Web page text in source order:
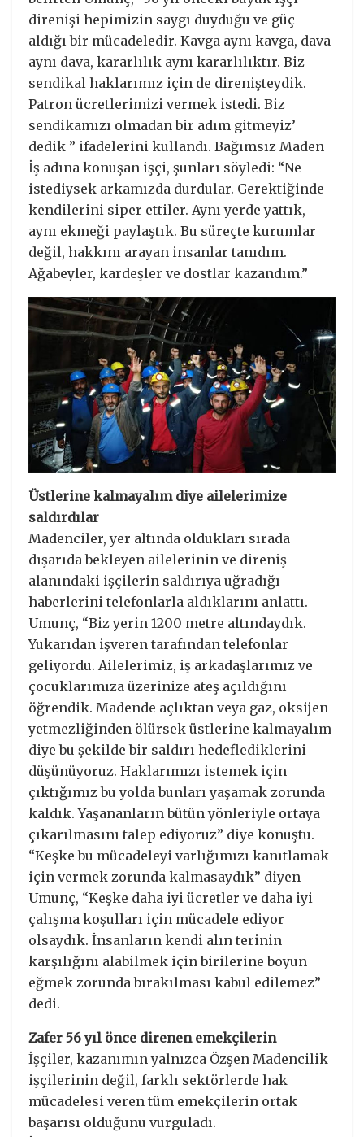
direnişi hepimizin saygı duyduğu ve güç
aldığı bir mücadeledir. Kavga aynı kavga, dava
aynı dava, kararlılık aynı kararlılıktır. Biz
sendikal haklarımız için de direnişteydik.
Patron ücretlerimizi vermek istedi. Biz
sendikamızı olmadan bir adım gitmeyiz’
dedik ” ifadelerini kullandı. Bağımsız Maden
İş adına konuşan işçi, şunları söyledi: “Ne
istediysek arkamızda durdular. Gerektiğinde
kendilerini siper ettiler. Aynı yerde yattık,
aynı ekmeği paylaştık. Bu süreçte kurumlar
değil, hakkını arayan insanlar tanıdım.
Ağabeyler, kardeşler ve dostlar kazandım.”
Üstlerine kalmayalım diye ailelerimize
saldırdılar
Madenciler, yer altında oldukları sırada
dışarıda bekleyen ailelerinin ve direniş
alanındaki işçilerin saldırıya uğradığı
haberlerini telefonlarla aldıklarını anlattı.
Umunç, “Biz yerin 1200 metre altındaydık.
Yukarıdan işveren tarafından telefonlar
geliyordu. Ailelerimiz, iş arkadaşlarımız ve
çocuklarımıza üzerinize ateş açıldığını
öğrendik. Madende açlıktan veya gaz, oksijen
yetmezliğinden ölürsek üstlerine kalmayalım
diye bu şekilde bir saldırı hedeflediklerini
düşünüyoruz. Haklarımızı istemek için
çıktığımız bu yolda bunları yaşamak zorunda
kaldık. Yaşananların bütün yönleriyle ortaya
çıkarılmasını talep ediyoruz” diye konuştu.
“Keşke bu mücadeleyi varlığımızı kanıtlamak
için vermek zorunda kalmasaydık” diyen
Umunç, “Keşke daha iyi ücretler ve daha iyi
çalışma koşulları için mücadele ediyor
olsaydık. İnsanların kendi alın terinin
karşılığını alabilmek için birilerine boyun
eğmek zorunda bırakılması kabul edilemez”
dedi.
Zafer 56 yıl önce direnen emekçilerin
İşçiler, kazanımın yalnızca Özşen Madencilik
işçilerinin değil, farklı sektörlerde hak
mücadelesi veren tüm emekçilerin ortak
başarısı olduğunu vurguladı.